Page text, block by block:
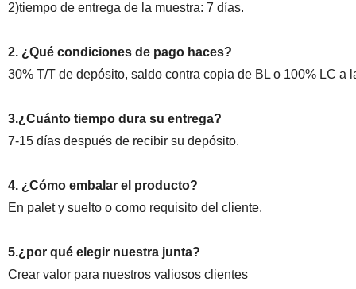
2)tiempo de entrega de la muestra: 7 días.
2. ¿Qué condiciones de pago haces?
30% T/T de depósito, saldo contra copia de BL o 100% LC a
3.¿Cuánto tiempo dura su entrega?
7-15 días después de recibir su depósito.
4. ¿Cómo embalar el producto?
En palet y suelto o como requisito del cliente.
5.¿por qué elegir nuestra junta?
Crear valor para nuestros valiosos clientes